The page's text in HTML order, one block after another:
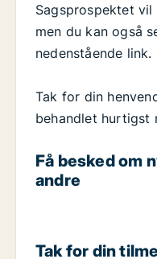
Sagsprospektet
men du kan også
nedenstående link.
Tak for din
behandlet hurtigst
Få besked om
andre
Tak for din